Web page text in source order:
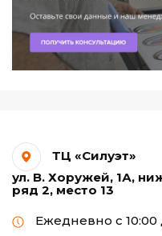
ТЦ «Силуэт»
ул. В. Хоружей, 1А,
ряд 2, место 13
Ежедневно с 10:00